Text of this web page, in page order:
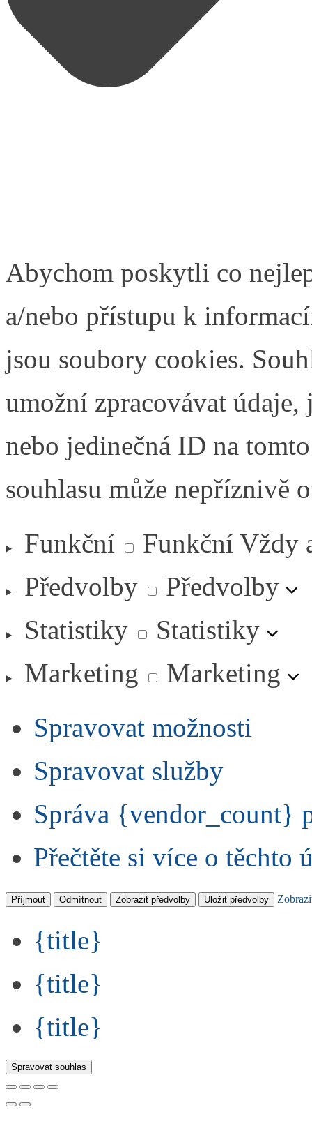
Abychom poskytli co
a/nebo přístupu k
jsou soubory cookies.
umožní zpracovávat
nebo jedinečná ID na
souhlasu může nepříznivě
Funkční
Funkční Vždy
Předvolby
Předvolby
Statistiky
Statistiky
Marketing
Marketing
Spravovat možnosti
Spravovat služby
Správa {vendor_count}
Přečtěte si více o těchto
Příjmout Odmítnout Zobrazit předvolby Uložit předvolby
{title}
{title}
{title}
Spravovat souhlas